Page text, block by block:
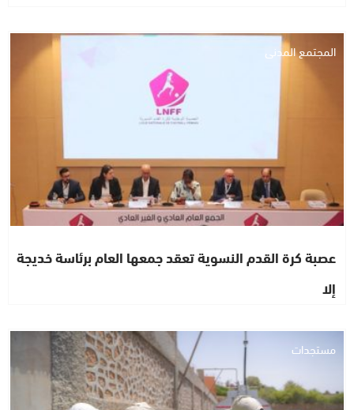
المجتمع المدني
عصبة كرة القدم النسوية تعقد جمعها العام برئاسة خديجة
إلا
مستجدات